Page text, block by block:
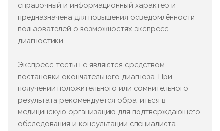
справочный и информационный характер и
предназначена для повышения осведомлённости
пользователей о возможностях экспресс-
диагностики.
Экспресс-тесты не являются средством
постановки окончательного диагноза. При
получении положительного или сомнительного
результата рекомендуется обратиться в
медицинскую организацию для подтверждающего
обследования и консультации специалиста.